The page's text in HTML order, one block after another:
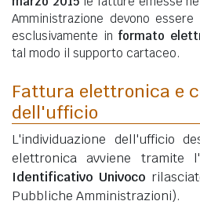
Amministrazione devono
esclusivamente in formato
tal modo il supporto cartaceo.
Fattura elettronica e
dell'ufficio
L'individuazione dell'ufficio
elettronica avviene tramite
Identificativo Univoco
Pubbliche Amministrazioni).